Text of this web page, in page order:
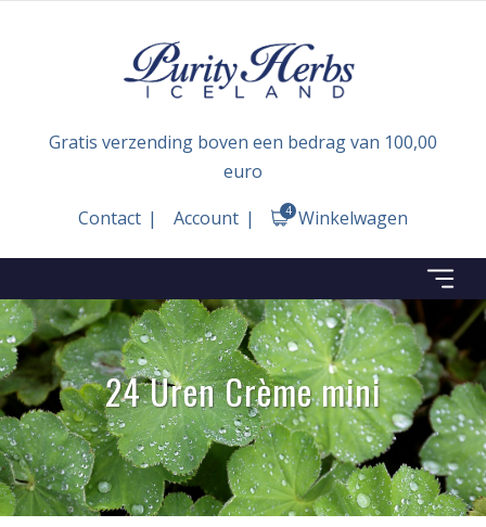
Gratis verzending boven een bedrag van 100,00
euro
Contact
Account Winkelwagen
4
24 Uren Crème mini